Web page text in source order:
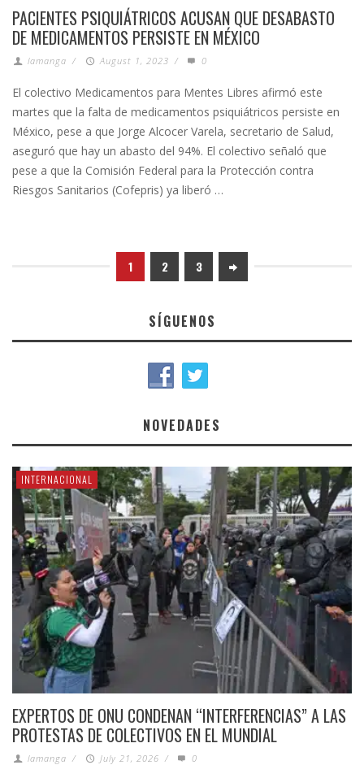
PACIENTES PSIQUIÁTRICOS ACUSAN QUE DESABASTO
DE MEDICAMENTOS PERSISTE EN MÉXICO
lamanga / August 1, 2023 / 0
El colectivo Medicamentos para Mentes Libres afirmó este
martes que la falta de medicamentos psiquiátricos persiste en
México, pese a que Jorge Alcocer Varela, secretario de Salud,
aseguró que hay un abasto del 94%. El colectivo señaló que
pese a que la Comisión Federal para la Protección contra
Riesgos Sanitarios (Cofepris) ya liberó …
1 2 3
SÍGUENOS
NOVEDADES
INTERNACIONAL
EXPERTOS DE ONU CONDENAN “INTERFERENCIAS” A LAS
PROTESTAS DE COLECTIVOS EN EL MUNDIAL
lamanga / July 21, 2026 / 0